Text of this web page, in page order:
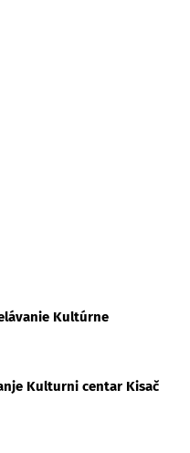
Kultúrne
Kulturni centar Kisač